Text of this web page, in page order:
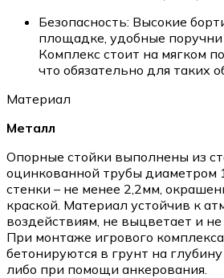
Безопасность: Высокие
площадке, удобные поручни
Комплекс стоит на мягком
что обязательно для таких
Материал
Металл
Опорные стойки выполнены из
оцинкованной трубы диаметром
стенки – не менее 2,2мм,
краской. Материал устойчив к
воздействиям, не выцветает и не
При монтаже игрового
бетонируются в грунт на
либо при помощи анкерования.